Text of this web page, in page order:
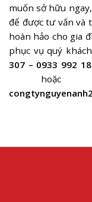
muốn sở hữu
để được tư vấn và
hoàn hảo cho gia
phục vụ quý
307 – 0933 992
hoặc